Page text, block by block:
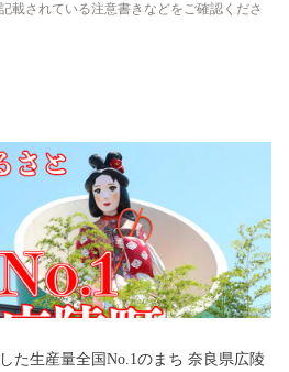
載されている注意書きなどをご確認くださ
た生産量全国No.1のまち 奈良県広陵